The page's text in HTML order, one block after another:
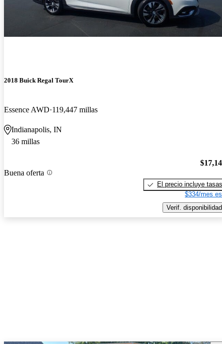
2018 Buick Regal TourX
Essence AWD 119,447 millas
Indianapolis, IN
36 millas
Buena oferta
El precio incluye tasas
$334/mes
Verif. disponibilidad